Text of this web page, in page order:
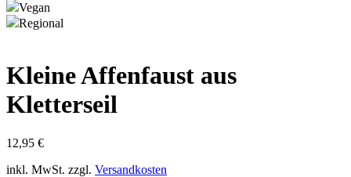
Vegan
Regional
Kleine Affenfaust aus
Kletterseil
12,95 €
inkl. MwSt. zzgl. Versandkosten